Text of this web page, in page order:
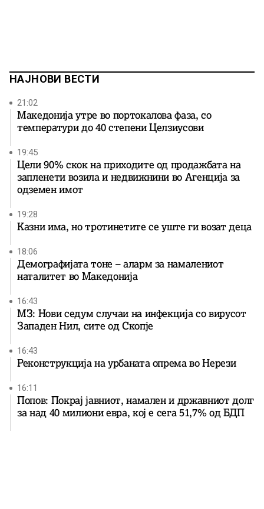
НАЈНОВИ ВЕСТИ
21:02
Македонија утре во портокалова фаза, со
температури до 40 степени Целзиусови
19:45
Цели 90% скок на приходите од продажбата на
запленети возила и недвижнини во Агенција за
одземен имот
19:28
Казни има, но тротинетите се уште ги возат деца
18:06
Демографијата тоне – аларм за намалениот
наталитет во Македонија
16:43
МЗ: Нови седум случаи на инфекција со вирусот
Западен Нил, сите од Скопје
16:43
Реконструкција на урбаната опрема во Нерези
16:11
Попов: Покрај јавниот, намален и државниот долг
за над 40 милиони евра, кој e сега 51,7% од БДП